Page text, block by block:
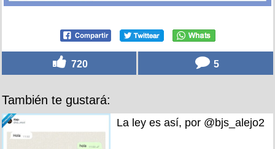
720 5
También te gustará:
La ley es así, por @bjs_alejo2